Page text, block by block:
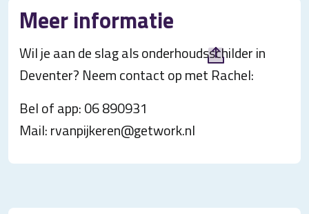
Meer informatie
Wil je aan de slag als onderhoudsschilder in
Deventer? Neem contact op met Rachel:
Bel of app: 06 890931
Mail: rvanpijkeren@getwork.nl